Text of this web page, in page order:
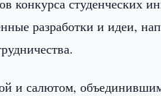
конкурса студенческих
разработки и идеи,
и салютом,